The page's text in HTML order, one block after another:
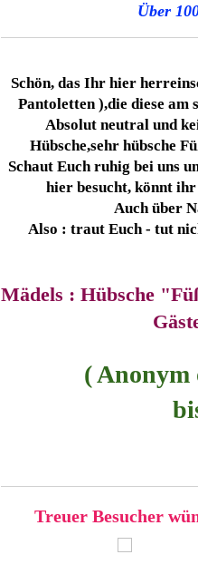
Über
Schön, das Ihr hier
Pantoletten ),die diese am
Absolut neutral und
Hübsche,sehr hübsche
Schaut Euch ruhig bei uns
hier besucht, könnt
Auch über
Also : traut Euch - tut
Mädels : Hübsche
( Anonym
Treuer Besucher